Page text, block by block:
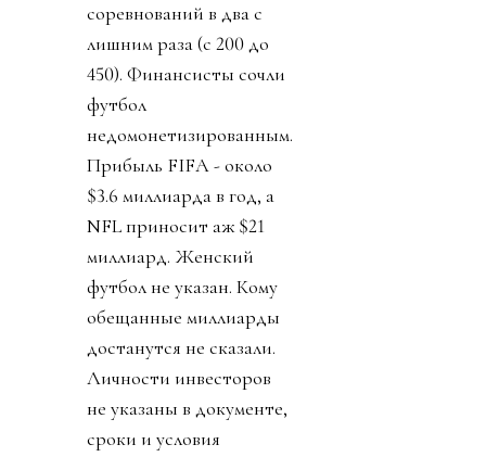
соревнований в два с
лишним раза (с 200 до
450). Финансисты сочли
футбол
недомонетизированным.
Прибыль FIFA - около
$3.6 миллиарда в год, а
NFL приносит аж $21
миллиард. Женский
футбол не указан. Кому
обещанные миллиарды
достанутся не сказали.
Личности инвесторов
не указаны в документе,
сроки и условия